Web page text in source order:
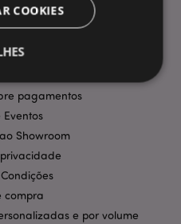
Envios
pagamentos
Eventos
Showroom
compra
e por volume
COOKIES
Desempenho
Funcionalidade
permitem
website, tais como login
O sítio web não
sem os cookies